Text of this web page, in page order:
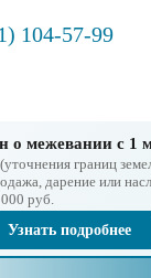
104-57-99
о межевании с 1
границ
дарение или
руб.
Узнать подробнее